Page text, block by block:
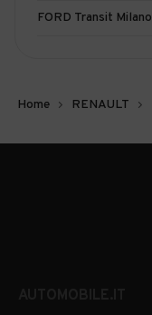
FORD Transit Milano
Home RENAULT